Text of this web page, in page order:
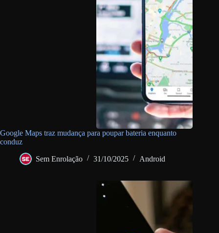
Google Maps traz mudança para poupar bateria enquanto
conduz
Sem Enrolação 31/10/2025 Android